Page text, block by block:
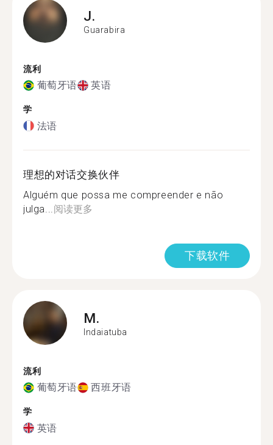
J.
Guarabira
流利
葡萄牙语 英语
学
法语
理想的对话交换伙伴
Alguém que possa me compreender e não
julga... 阅读更多
下载软件
M.
Indaiatuba
流利
葡萄牙语 西班牙语
学
英语